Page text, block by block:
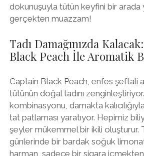
dokunuşuyla tütün keyfini bir arada
gerçekten muazzam!
Tadı Damağınızda
Black Peach İle Aromatik
Captain Black Peach, enfes şeftali
tütünün doğal tadını
kombinasyonu, damakta
tat patlaması yaratıyor. Hepimiz
şeyler mükemmel bir ikili oluşturur.
günlerinde bir bardak soğuk
harman, sadece bir sigara